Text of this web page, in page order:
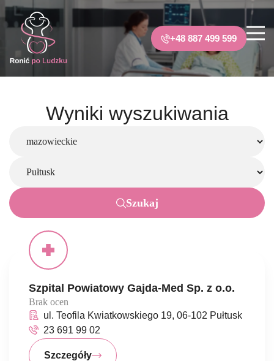
+48 887 499 599
Wyniki wyszukiwania
Szukaj
Szpital Powiatowy Gajda-Med Sp. z o.o.
Brak ocen
ul. Teofila Kwiatkowskiego 19, 06-102 Pułtusk
23 691 99 02
Szczegóły